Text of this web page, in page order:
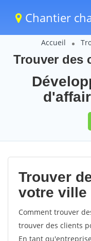
Chantier
Accueil
Trouver des
Trouver
votre ville
Comment trouver
trouver des clients
En tant